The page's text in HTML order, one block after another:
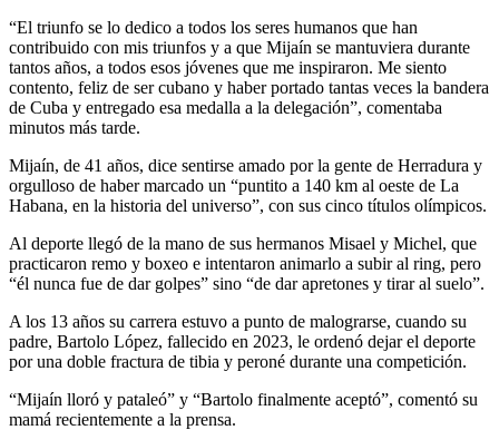
“El triunfo se lo dedico a todos los seres humanos que han
contribuido con mis triunfos y a que Mijaín se mantuviera durante
tantos años, a todos esos jóvenes que me inspiraron. Me siento
contento, feliz de ser cubano y haber portado tantas veces la bandera
de Cuba y entregado esa medalla a la delegación”, comentaba
minutos más tarde.
Mijaín, de 41 años, dice sentirse amado por la gente de Herradura y
orgulloso de haber marcado un “puntito a 140 km al oeste de La
Habana, en la historia del universo”, con sus cinco títulos olímpicos.
Al deporte llegó de la mano de sus hermanos Misael y Michel, que
practicaron remo y boxeo e intentaron animarlo a subir al ring, pero
“él nunca fue de dar golpes” sino “de dar apretones y tirar al suelo”.
A los 13 años su carrera estuvo a punto de malograrse, cuando su
padre, Bartolo López, fallecido en 2023, le ordenó dejar el deporte
por una doble fractura de tibia y peroné durante una competición.
“Mijaín lloró y pataleó” y “Bartolo finalmente aceptó”, comentó su
mamá recientemente a la prensa.